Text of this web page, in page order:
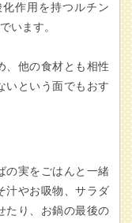
作用を持つルチン
います。
、他の食材とも相性
いという面でもおす
の実をごはんと一緒
汁やお吸物、サラダ
たり、お鍋の最後の